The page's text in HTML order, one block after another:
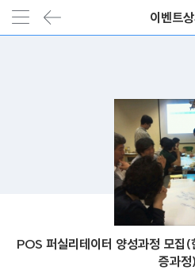
이벤트
POS 퍼실리테이터 양성과정 모집(
증과정)